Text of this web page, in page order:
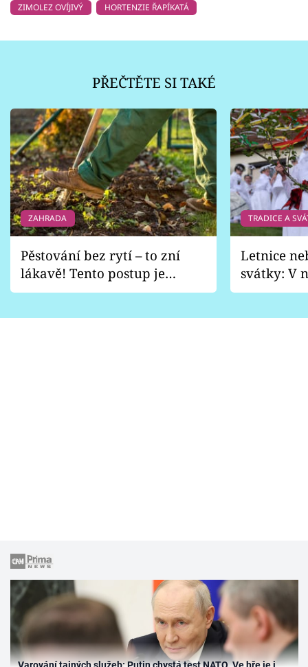
ZIMOLEZ OVÍJIVÝ
HORTENZIE ŘAPÍKATÁ
PŘEČTĚTE SI TAKÉ
ZAHRADA
Pěstování bez rytí – to zní
lákavě! Tento postup je
vhodný jen pro některé
TRADICE A
Letnice
svátky: V
pondělí